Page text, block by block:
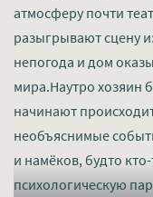
атмосферу почти
разыгрывают сцену
непогода и дом
мира.Наутро хозяин
начинают
необъяснимые
и намёков, будто
психологическую